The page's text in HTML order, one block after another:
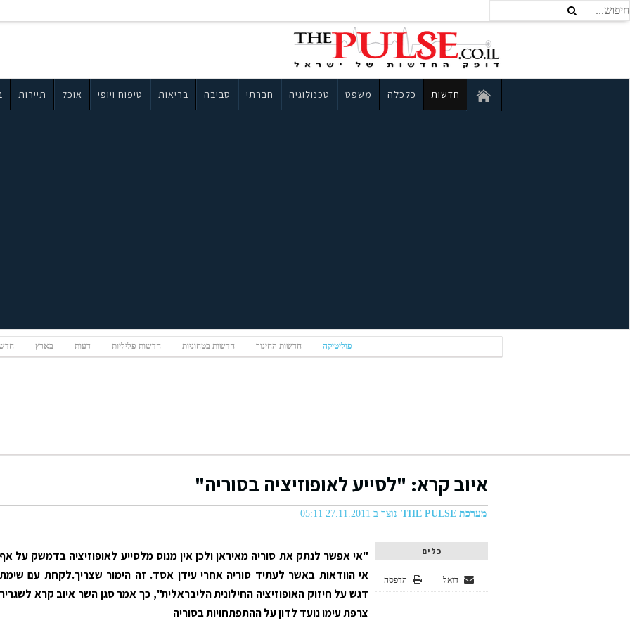
חדשות כלכלה משפט טכנולוגיה חברתי סביבה בריאות טיפוח ויופי אוכל תיירות
פוליטיקה חדשות החינוך חדשות בטחוניות חדשות פליליות דעות בארץ
איוב קרא: "לסייע לאופוזיציה בסוריה"
מערכת THE PULSE נוצר ב 27.11.2011 05:11
כלים
הדפסה דואל
"אי אפשר לנתק את סוריה מאיראן ולכן אין מנוס מלסייע לאופוזיציה בדמשק על אף
אי הוודאות באשר לעתיד סוריה אחרי עידן אסד. זה הימור שצריך.לקחת עם שימת
דגש על חיזוק האופוזיציה החילונית הליבראלית", כך אמר סגן השר איוב קרא לשגריר
צרפת עימו נועד לדון על ההתפתחויות בסוריה